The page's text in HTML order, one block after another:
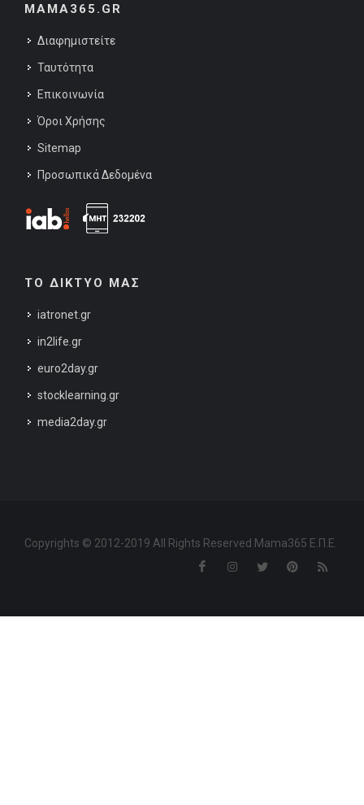
MAMA365.GR
Διαφημιστείτε
Ταυτότητα
Επικοινωνία
Όροι Χρήσης
Sitemap
Προσωπικά Δεδομένα
ΤΟ ΔΙΚΤΥΟ ΜΑΣ
iatronet.gr
in2life.gr
euro2day.gr
stocklearning.gr
media2day.gr
Copyrights © 2012-2019 All Rights Reserved Mama365 Ε.Π.Ε.